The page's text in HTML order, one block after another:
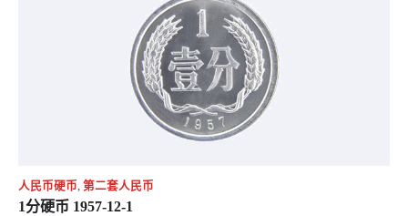
人民币硬币, 第二套人民币
1分硬币 1957-12-1